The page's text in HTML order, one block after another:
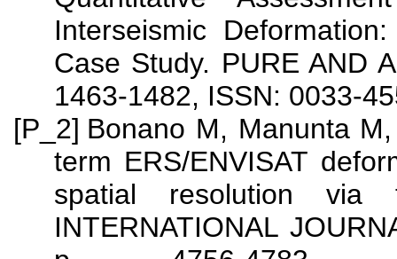
Interseismic
Case Study. PURE AND
1463-1482, ISSN: 0033-
[P_2] Bonano M, Manunta
term ERS/ENVISAT
spatial resolution via
INTERNATIONAL